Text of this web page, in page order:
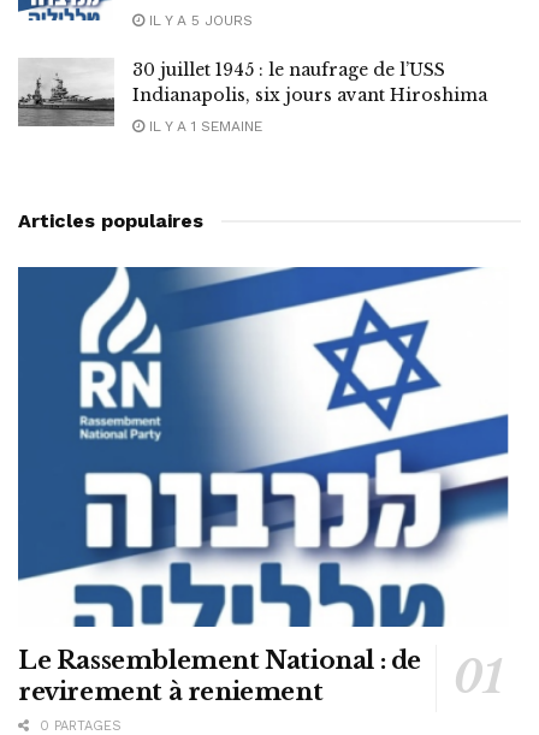
IL Y A 5 JOURS
30 juillet 1945 : le naufrage de l’USS
Indianapolis, six jours avant Hiroshima
IL Y A 1 SEMAINE
Articles populaires
Le Rassemblement National : de
revirement à reniement
0 PARTAGES